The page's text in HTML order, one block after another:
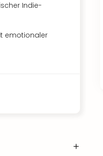
Indie-
emotionaler